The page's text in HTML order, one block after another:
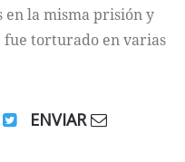
en la misma prisión y
fue torturado en varias
ENVIAR